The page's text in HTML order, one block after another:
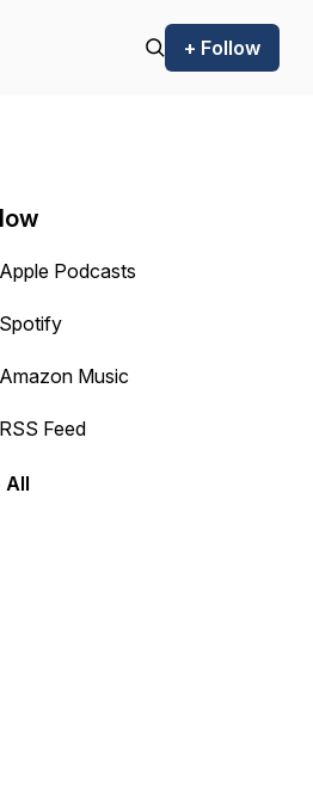
+ Follow
or backward.
Apple Podcasts
Spotify
Amazon Music
RSS Feed
All